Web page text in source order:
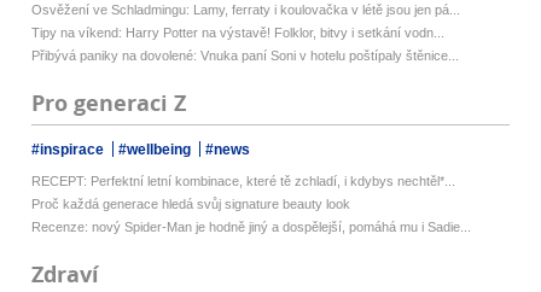
Osvěžení ve Schladmingu: Lamy, ferraty i koulovačka v létě jsou jen pá...
Tipy na víkend: Harry Potter na výstavě! Folklor, bitvy i setkání vodn...
Přibývá paniky na dovolené: Vnuka paní Soni v hotelu poštípaly štěnice...
Pro generaci Z
#inspirace #wellbeing #news
RECEPT: Perfektní letní kombinace, které tě zchladí, i kdybys nechtěl*...
Proč každá generace hledá svůj signature beauty look
Recenze: nový Spider-Man je hodně jiný a dospělejší, pomáhá mu i Sadie...
Zdraví